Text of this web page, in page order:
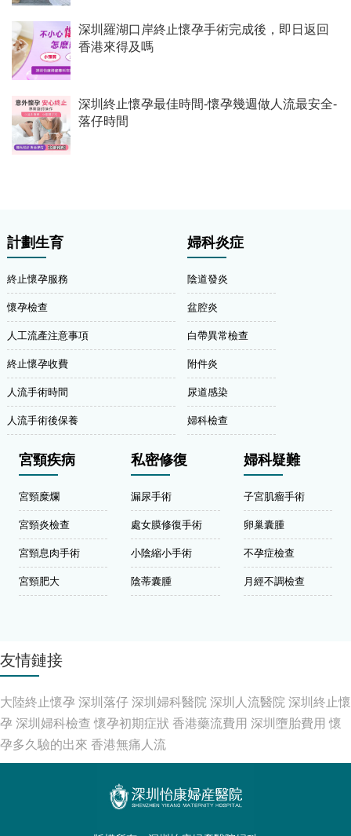
深圳羅湖口岸終止懷孕手術完成後，即日返回
香港來得及嗎
深圳終止懷孕最佳時間-懷孕幾週做人流最安全-
落仔時間
計劃生育
終止懷孕服務
懷孕檢查
人工流產注意事項
終止懷孕收費
人流手術時間
人流手術後保養
婦科炎症
陰道發炎
盆腔炎
白帶異常檢查
附件炎
尿道感染
婦科檢查
宮頸疾病
宮頸糜爛
宮頸炎檢查
宮頸息肉手術
宮頸肥大
私密修復
漏尿手術
處女膜修復手術
小陰縮小手術
陰蒂囊腫
婦科疑難
子宮肌瘤手術
卵巢囊腫
不孕症檢查
月經不調檢查
友情鏈接
大陸終止懷孕 深圳落仔深圳婦科醫院深圳人流醫院深圳終止懷
孕 深圳婦科檢查 懷孕初期症狀 香港藥流費用 深圳墮胎費用 懷
孕多久驗的出來 香港無痛人流